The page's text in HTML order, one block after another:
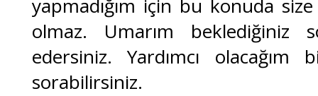
yapmadığım için bu konuda
olmaz. Umarım beklediğiniz
edersiniz. Yardımcı
sorabilirsiniz.